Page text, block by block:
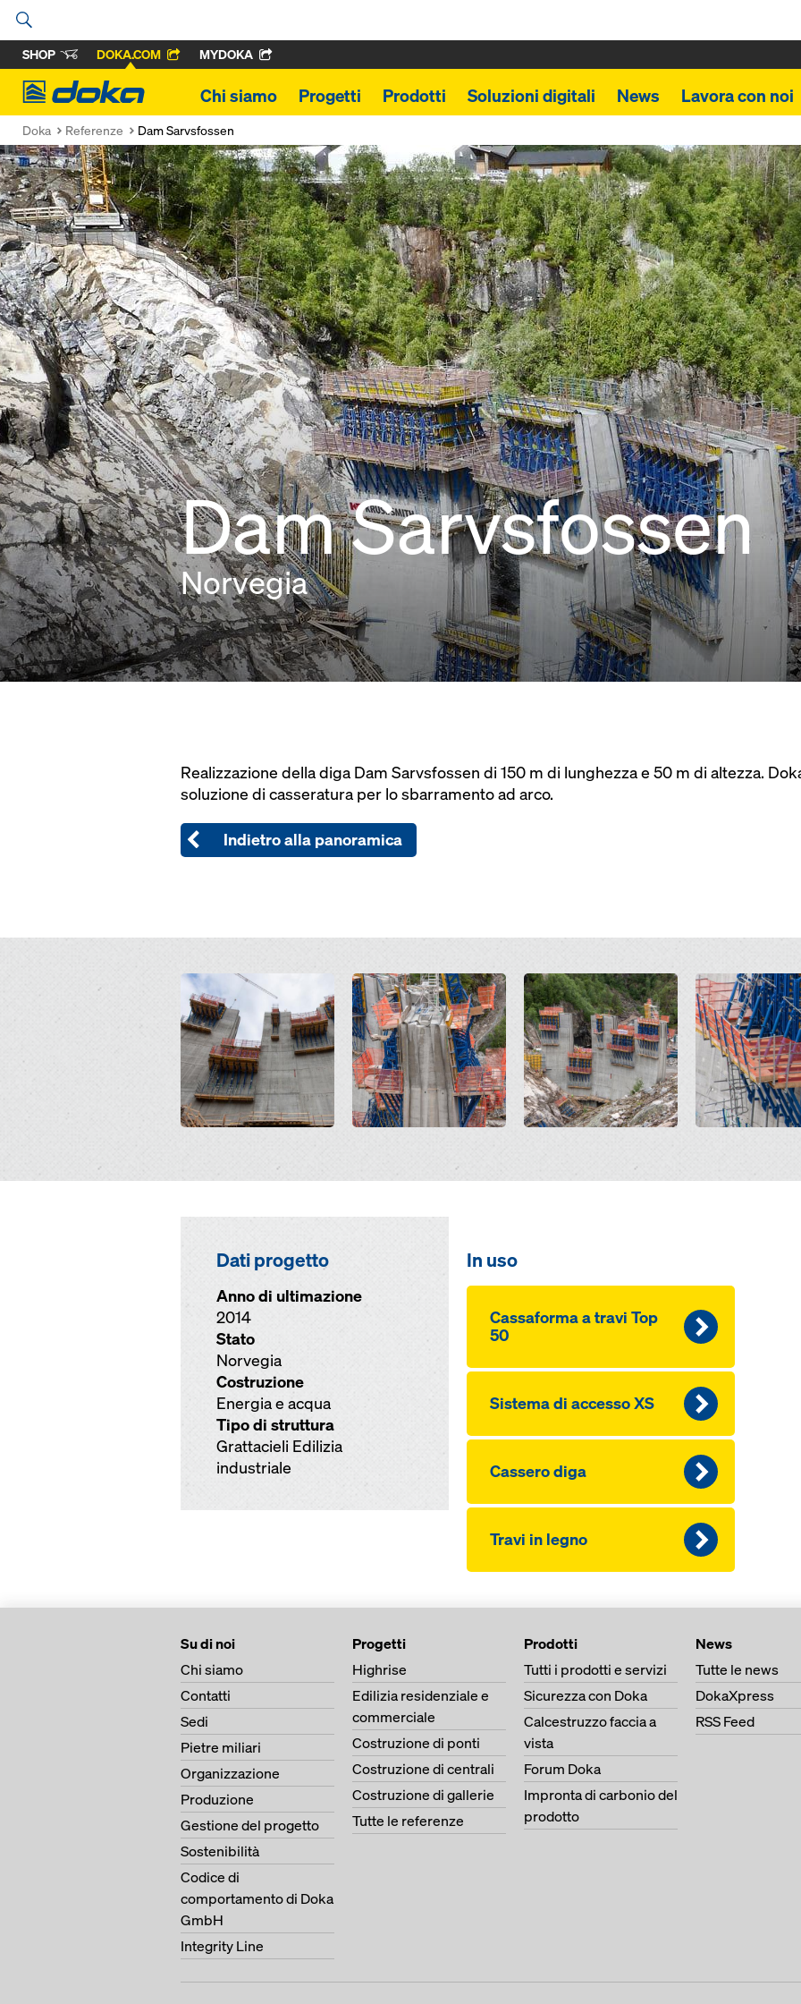
SHOP DOKA.COM MYDOKA
Doka
Chi siamo Progetti Prodotti Soluzioni digitali News Lavora con noi
Doka Referenze Dam Sarvsfossen
Dam Sarvsfossen
Norvegia
Realizzazione della diga Dam Sarvsfossen di 150 m di lunghezza e 50 m di altezza.
soluzione di casseratura per lo sbarramento ad arco.
Indietro alla panoramica
Open Open Open Open
Dati progetto
Anno di ultimazione
2014
Stato
Norvegia
Costruzione
Energia e acqua
Tipo di struttura
Grattacieli Edilizia
industriale
In uso
Cas­saforma a travi Top
50
Sistema di acces­so XS
Cas­sero diga
Travi in legno
Su di noi
Chi siamo
Contatti
Sedi
Pietre miliari
Organizzazione
Produzione
Gestione del progetto
Sostenibilità
Codice di
comportamento di Doka
GmbH
Integrity Line
Progetti
Highrise
Edilizia residenziale e
commerciale
Costruzione di ponti
Costruzione di centrali
Costruzione di gallerie
Tutte le referenze
Prodotti
Tutti i prodotti e servizi
Sicurezza con Doka
Calcestruzzo faccia a
vista
Forum Doka
Impronta di carbonio del
prodotto
News
Tutte le news
DokaXpress
RSS Feed